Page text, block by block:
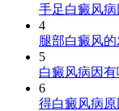
手足白癜风
4
腿部白癜风的
5
白癜风病因
6
得白癜风病原